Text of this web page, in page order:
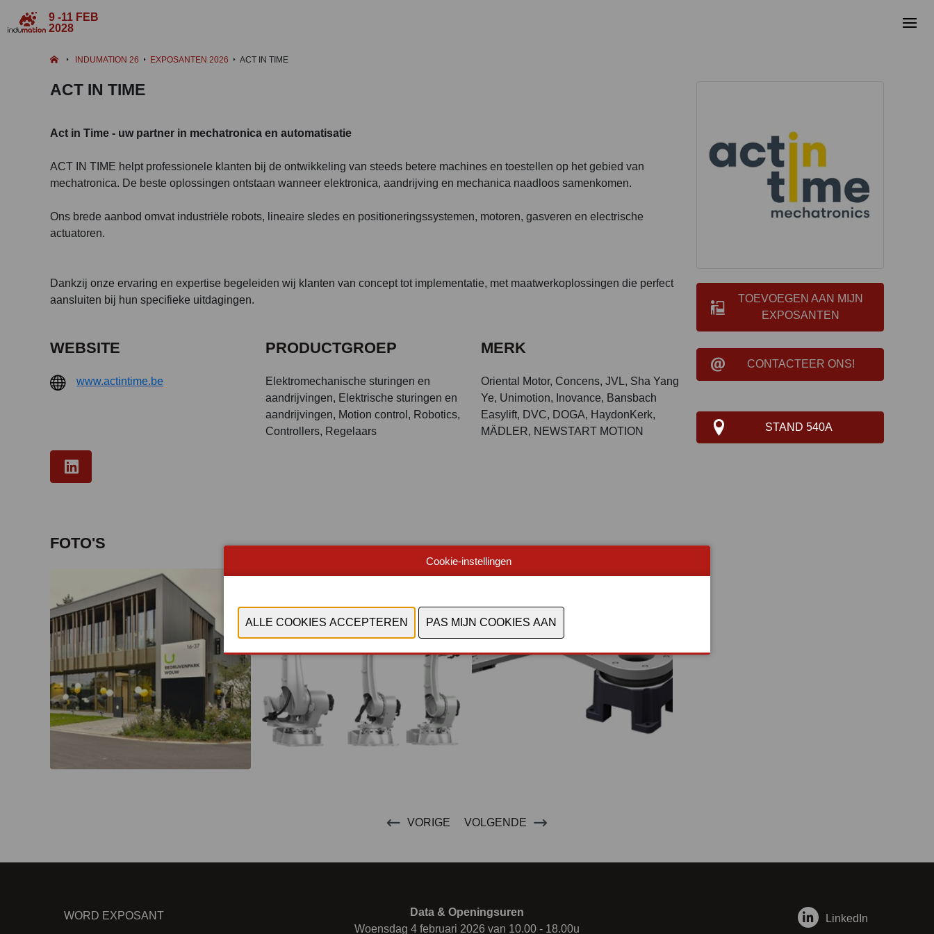
9 -11 FEB
2028
INDUMATION 26 EXPOSANTEN 2026 ACT IN TIME
ACT IN TIME
TOEVOEGEN AAN MIJN
EXPOSANTEN
CONTACTEER ONS!
STAND 540A
Act in Time - uw partner in mechatronica en automatisatie
ACT IN TIME helpt professionele klanten bij de ontwikkeling van steeds betere machines en toestellen op het gebied van
mechatronica. De beste oplossingen ontstaan wanneer elektronica, aandrijving en mechanica naadloos samenkomen.
Ons brede aanbod omvat industriële robots, lineaire sledes en positioneringssystemen, motoren, gasveren en electrische
actuatoren.
Dankzij onze ervaring en expertise begeleiden wij klanten van concept tot implementatie, met maatwerkoplossingen die perfect
aansluiten bij hun specifieke uitdagingen.
WEBSITE
www.actintime.be
PRODUCTGROEP
Elektromechanische sturingen en
aandrijvingen, Elektrische sturingen en
aandrijvingen, Motion control, Robotics,
Controllers, Regelaars
MERK
Oriental Motor, Concens, JVL, Sha Yang
Ye, Unimotion, Inovance, Bansbach
Easylift, DVC, DOGA, HaydonKerk,
MÄDLER, NEWSTART MOTION
FOTO'S
VORIGE VOLGENDE
WORD EXPOSANT
Data & Openingsuren
Woensdag 4 februari 2026 van 10.00 - 18.00u
LinkedIn
Cookie-instellingen